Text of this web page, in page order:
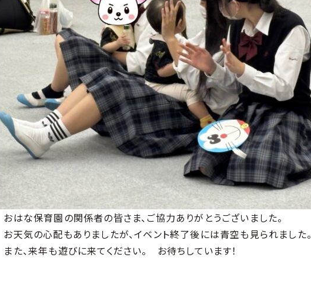
おはな保育園の関係者の皆さま、ご協力ありがとうございました。
お天気の心配もありましたが、イベント終了後には青空も見られました。
また、来年も遊びに来てください。 お待ちしています！